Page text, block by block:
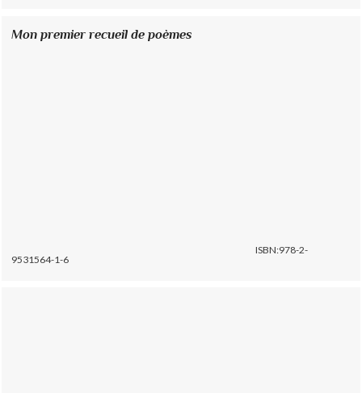
Mon premier recueil de poèmes
ISBN:978-2-
9531564-1-6